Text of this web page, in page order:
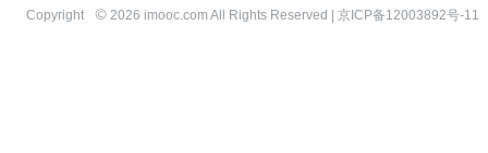
Copyright 2026 imooc.com All Rights Reserved | 京ICP备12003892号-11